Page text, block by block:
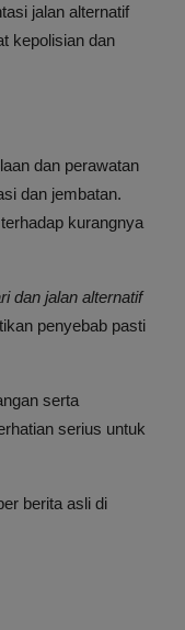
jalan alternatif
kepolisian dan
dan perawatan
dan jembatan.
kurangnya
dan jalan alternatif
penyebab pasti
serta
serius untuk
berita asli di